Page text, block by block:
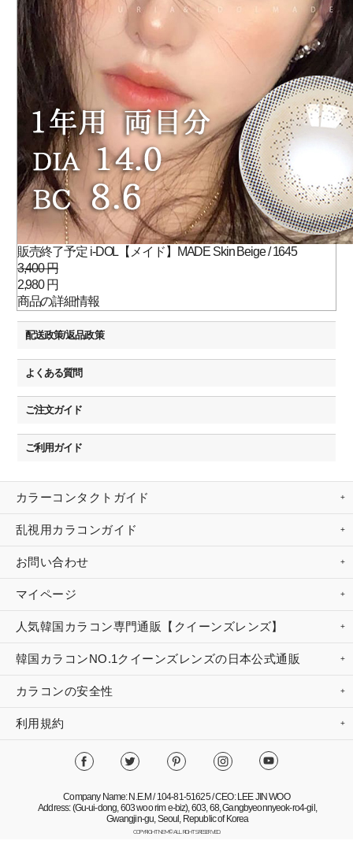
販売終了予定 i-DOL【メイド】MADE Skin Beige / 1645
3,400 円
2,980 円
商品の詳細情報
配送政策/返品政策
よくある質問
ご注文ガイド
ご利用ガイド
カラーコンタクトガイド
乱視用カラコンガイド
お問い合わせ
マイページ
人気韓国カラコン専門通販【クイーンズレンズ】
韓国カラコンNO.1クイーンズレンズの日本公式通販
カラコンの安全性
利用規約
Company Name: N.E.M / 104-81-51625 / CEO: LEE JIN WOO
Address: (Gu-ui-dong, 603 woo rim e-biz), 603, 68, Gangbyeonnyeok-ro4-gil,
Gwangjin-gu, Seoul, Republic of Korea
COPYRIGHT NEM© ALL RIGHTS RESERVED.